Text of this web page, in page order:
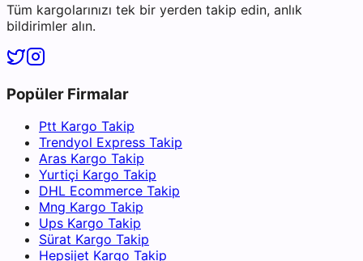
Tüm kargolarınızı tek bir yerden takip edin, anlık
bildirimler alın.
Popüler Firmalar
Ptt Kargo Takip
Trendyol Express Takip
Aras Kargo Takip
Yurtiçi Kargo Takip
DHL Ecommerce Takip
Mng Kargo Takip
Ups Kargo Takip
Sürat Kargo Takip
Hepsijet Kargo Takip